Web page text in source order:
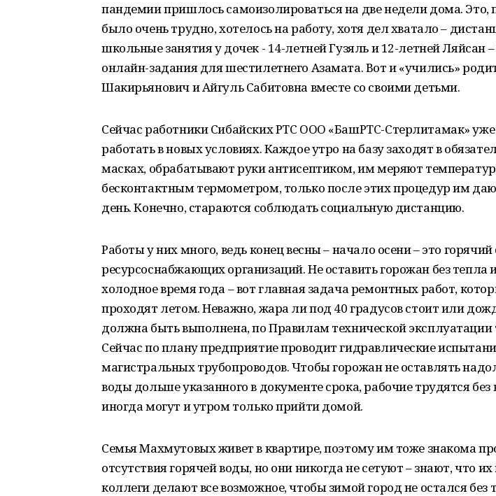
пандемии пришлось самоизолироваться на две недели дома. Это,
было очень трудно, хотелось на работу, хотя дел хватало –
школьные занятия у дочек - 14-летней Гузяль и 12-летней Ляйсан
онлайн-задания для шестилетнего Азамата. Вот и «учились»
Шакирьянович и Айгуль Сабитовна вместе со своими детьми.
Сейчас работники Сибайских РТС ООО «БашРТС-Стерлитамак»
работать в новых условиях. Каждое утро на базу заходят в
масках, обрабатывают руки антисептиком, им меряют
бесконтактным термометром, только после этих процедур им
день. Конечно, стараются соблюдать социальную дистанцию.
Работы у них много, ведь конец весны – начало осени – это горячий
ресурсоснабжающих организаций. Не оставить горожан без тепла
холодное время года – вот главная задача ремонтных работ,
проходят летом. Неважно, жара ли под 40 градусов стоит или
должна быть выполнена, по Правилам технической эксплуатации
Сейчас по плану предприятие проводит гидравлические
магистральных трубопроводов. Чтобы горожан не оставлять
воды дольше указанного в документе срока, рабочие трудятся
иногда могут и утром только прийти домой.
Семья Махмутовых живет в квартире, поэтому им тоже знакома
отсутствия горячей воды, но они никогда не сетуют – знают, что
коллеги делают все возможное, чтобы зимой город не остался без